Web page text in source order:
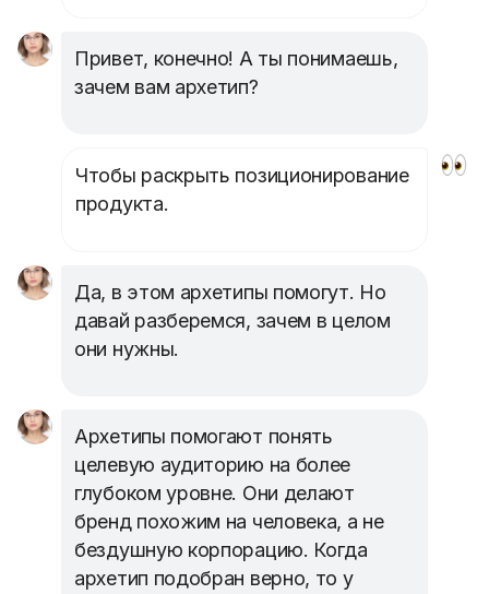
Привет, конечно! А ты понимаешь,
зачем вам архетип?
Чтобы раскрыть позиционирование
продукта.
Да, в этом архетипы помогут. Но
давай разберемся, зачем в целом
они нужны.
Архетипы помогают понять
целевую аудиторию на более
глубоком уровне. Они делают
бренд похожим на человека, а не
бездушную корпорацию. Когда
архетип подобран верно, то у